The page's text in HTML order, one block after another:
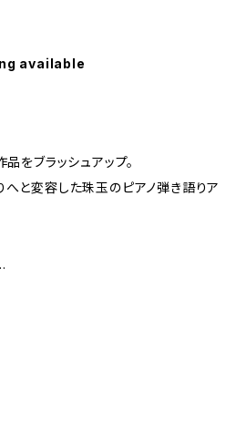
available
をブラッシュアップ。
と変容した珠玉のピアノ弾き語りア